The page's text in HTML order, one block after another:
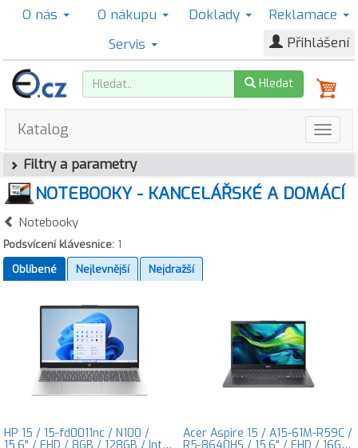
O nás O nákupu Doklady
Reklamace
Servis
Přihlášení
Hledat
Katalog
Filtry a parametry
NOTEBOOKY - KANCELÁŘSKÉ A DOMÁCÍ
Notebooky
Podsvícení klávesnice: 1
Oblíbené
Nejlevnější Nejdražší
HP 15 / 15-fd0011nc / N100 / Acer Aspire 15 / A15-61M-R59C /